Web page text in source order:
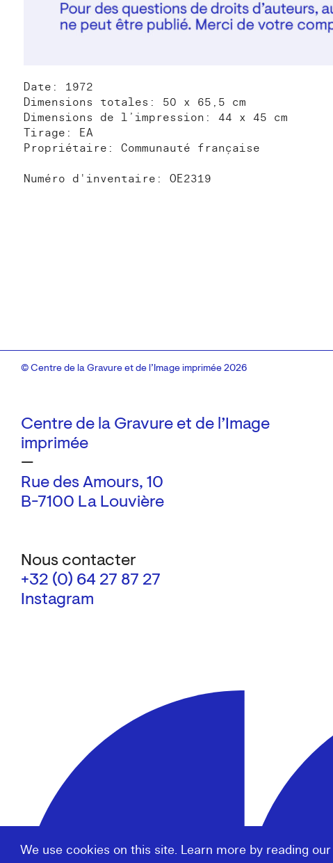
We use cookies on this site. Learn more by reading our
Date: 1972
Dimensions totales: 50 x 65,5 cm
Dimensions de l’impression: 44 x 45 cm
Tirage: EA
Propriétaire: Communauté française
Numéro d'inventaire: OE2319
Centre de la Gravure et de l’Image
imprimée
—
Rue des Amours, 10
B-7100 La Louvière
Nous contacter
+32 (0) 64 27 87 27
Instagram
© Centre de la Gravure et de l’Image imprimée 2026